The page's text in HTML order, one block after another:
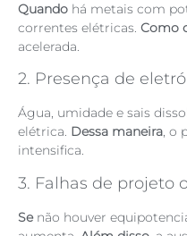
Quando há metais com
correntes elétricas. Como
acelerada.
2. Presença de
Água, umidade e sais
elétrica. Dessa maneira, o
intensifica.
3. Falhas de projeto
Senão houver